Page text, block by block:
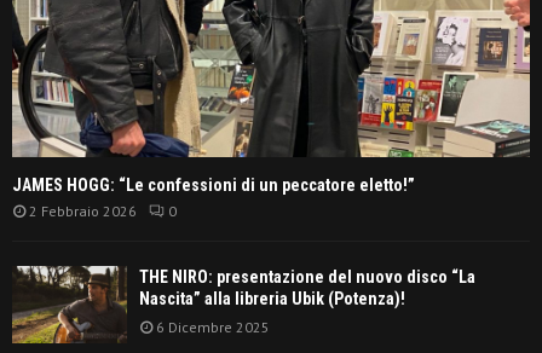
JAMES HOGG: “Le confessioni di un peccatore eletto!”
2 Febbraio 2026 0
THE NIRO: presentazione del nuovo disco “La
Nascita” alla libreria Ubik (Potenza)!
6 Dicembre 2025